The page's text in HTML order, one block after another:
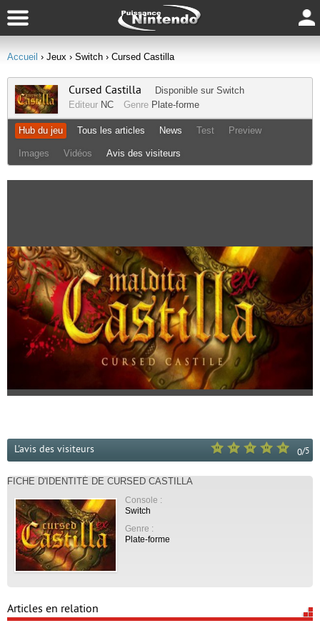
Accueil › Jeux › Switch › Cursed Castilla
Cursed Castilla Disponible sur Switch
Editeur NC Genre Plate-forme
Hub du jeu Tous les articles News Test Preview
Images Vidéos Avis des visiteurs
0/5
L'avis des visiteurs
FICHE D'IDENTITÉ DE CURSED CASTILLA
Console :
Switch
Genre :
Plate-forme
Articles en relation